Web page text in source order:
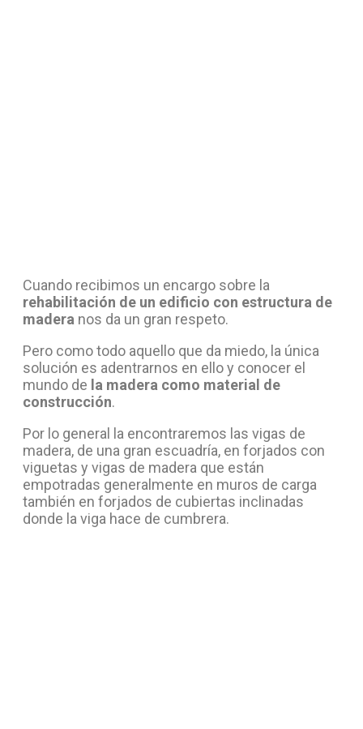
Cuando recibimos un encargo sobre la
rehabilitación de un edificio con estructura de
madera nos da un gran respeto.
Pero como todo aquello que da miedo, la única
solución es adentrarnos en ello y conocer el
mundo de la madera como material de
construcción.
Por lo general la encontraremos las vigas de
madera, de una gran escuadría, en forjados con
viguetas y vigas de madera que están
empotradas generalmente en muros de carga
también en forjados de cubiertas inclinadas
donde la viga hace de cumbrera.